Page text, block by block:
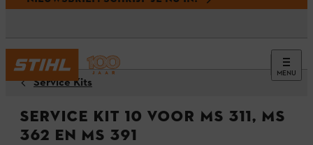
MENU
Service Kits
Service Kit 10 voor MS 311, MS
362 en MS 391